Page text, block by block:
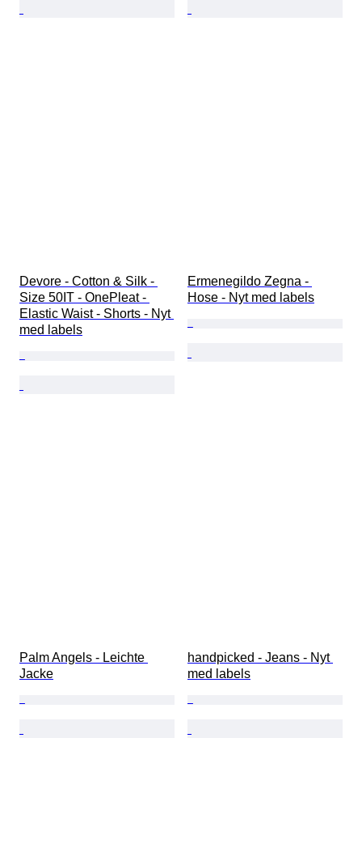
Devore - Cotton & Silk -
Size 50IT - OnePleat -
Elastic Waist - Shorts - Nyt
med labels
Ermenegildo Zegna -
Hose - Nyt med labels
Palm Angels - Leichte
Jacke
handpicked - Jeans - Nyt
med labels